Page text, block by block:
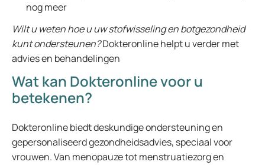
nog meer
Wilt u weten hoe u uw stofwisseling en botgezondheid
kunt ondersteunen?Dokteronline helpt u verder met
advies en behandelingen
Wat kan Dokteronline voor u
betekenen?
Dokteronline biedt deskundige ondersteuning en
gepersonaliseerd gezondheidsadvies, speciaal voor
vrouwen. Van menopauze tot menstruatiezorg en